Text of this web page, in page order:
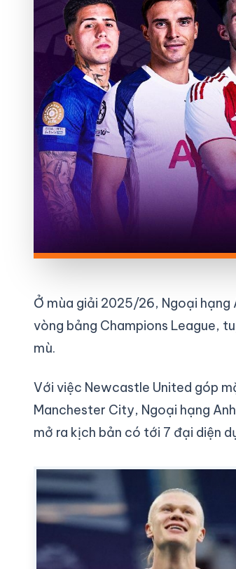
Ở mùa giải 2025/26, Ngoại
vòng bảng Champions League,
mù.
Với việc Newcastle United góp
Manchester City, Ngoại hạng
mở ra kịch bản có tới 7 đại diện